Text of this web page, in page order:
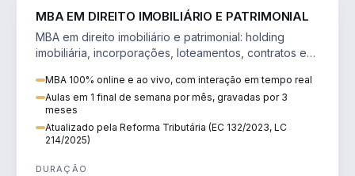
MBA EM DIREITO IMOBILIÁRIO E PATRIMONIAL
MBA em direito imobiliário e patrimonial: holding
imobiliária, incorporações, loteamentos, contratos e
MBA 100% online e ao vivo, com interação em tempo real
Aulas em 1 final de semana por mês, gravadas por 3
meses
Atualizado pela Reforma Tributária (EC 132/2023, LC
214/2025)
DURAÇÃO